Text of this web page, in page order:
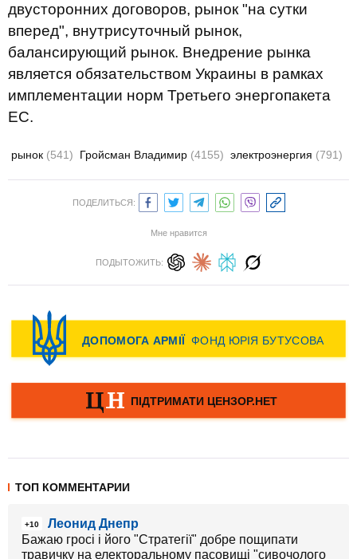
двусторонних договоров, рынок "на сутки
вперед", внутрисуточный рынок,
балансирующий рынок. Внедрение рынка
является обязательством Украины в рамках
имплементации норм Третьего энергопакета
ЕС.
рынок (541) Гройсман Владимир (4155) электроэнергия (791)
ПОДЕЛИТЬСЯ:
Мне нравится
ПОДЫТОЖИТЬ:
ТОП КОММЕНТАРИИ
+10
Леонид Днепр
Бажаю гросі і його "Стратегії" добре пощипати
травичку на електоральному пасовищі "сивочолого